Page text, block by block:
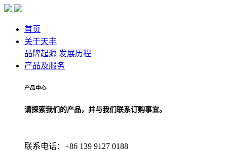
首页
关于天丰
品牌起源 发展历程
产品及服务
产品中心
请探索我们的产品，并与我们联系订购事宜。
联系电话：+86 139 9127 0188